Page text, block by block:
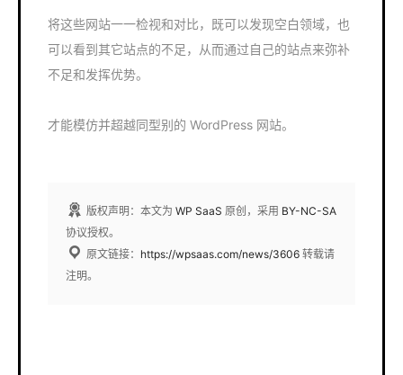
将这些网站一一检视和对比，既可以发现空白领域，也
可以看到其它站点的不足，从而通过自己的站点来弥补
不足和发挥优势。
才能模仿并超越同型别的 WordPress 网站。
版权声明：本文为 WP SaaS 原创，采用 BY-NC-SA
协议授权。
原文链接： https://wpsaas.com/news/3606 转载请
注明。